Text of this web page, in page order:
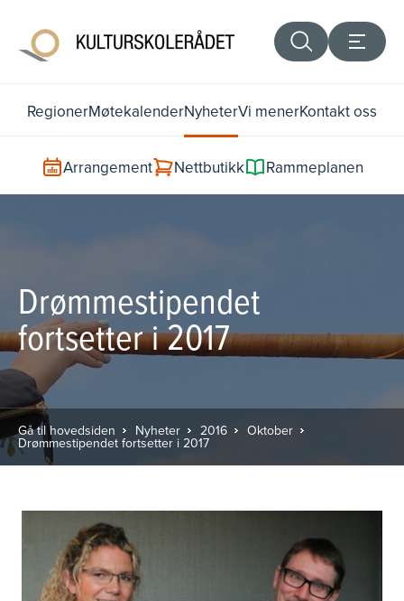
RegionerMøtekalenderNyheterVi menerKontakt oss
Arrangement Nettbutikk Rammeplanen
Drømmestipendet
fortsetter i 2017
Gå til hovedsiden Nyheter 2016 Oktober
Drømmestipendet fortsetter i 2017